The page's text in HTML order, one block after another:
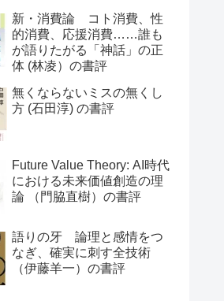
新・消費論 コト消費、性
的消費、応援消費……誰も
が語りたがる「神話」の正
体 (林凌）の書評
無くならないミスの無くし
方 (石田淳) の書評
Future Value Theory: AI時代
における未来価値創造の理
論 （門脇直樹）の書評
語りの牙 論理と感情をつ
なぎ、確実に刺す全技術
（伊藤羊一）の書評